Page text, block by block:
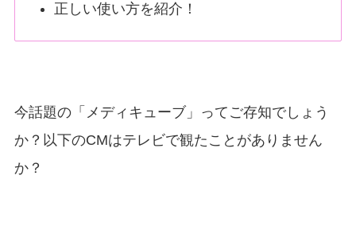
正しい使い方を紹介！
今話題の「メディキューブ」ってご存知でしょう
か？以下のCMはテレビで観たことがありません
か？